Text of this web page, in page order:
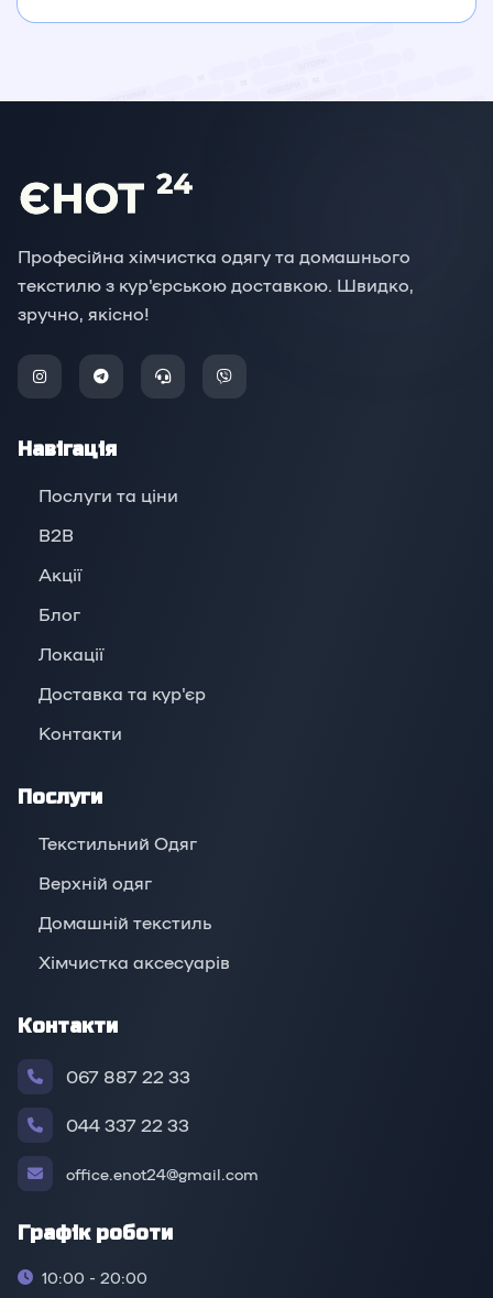
Професійна хімчистка одягу та домашнього
текстилю з кур'єрською доставкою. Швидко,
зручно, якісно!
Навігація
Послуги та ціни
B2B
Акції
Блог
Локації
Доставка та кур'єр
Контакти
Послуги
Текстильний Одяг
Верхній oдяг
Домашній текстиль
Хімчистка аксесуарів
Контакти
067 887 22 33
044 337 22 33
office.enot24@gmail.com
Графік роботи
10:00 - 20:00